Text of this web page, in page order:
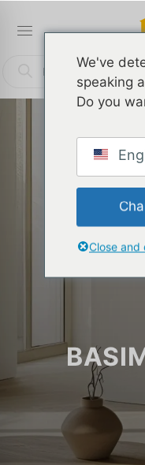
We've
speaking
Do you
Close